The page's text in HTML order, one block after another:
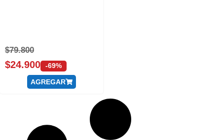
$79.800
$24.900 -69%
AGREGAR